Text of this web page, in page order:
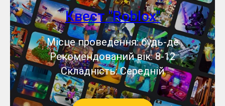
Квест "Roblox"
Місце проведення: будь-де
Рекомендований вік: 8-12
Складність: Середній